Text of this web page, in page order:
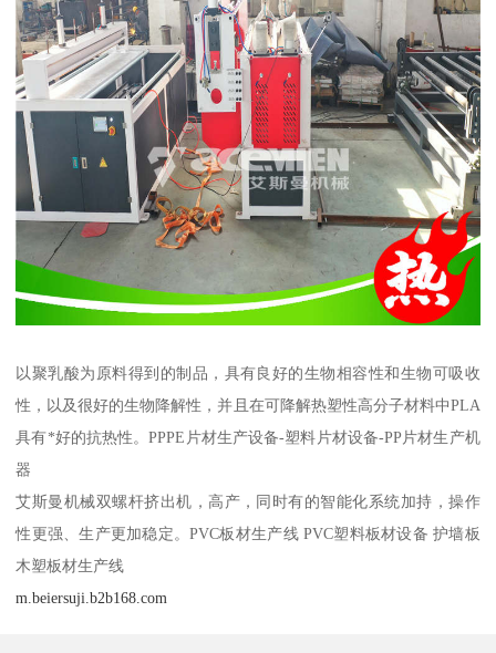
以聚乳酸为原料得到的制品，具有良好的生物相容性和生物可吸收
性，以及很好的生物降解性，并且在可降解热塑性高分子材料中PLA
具有*好的抗热性。PPPE片材生产设备-塑料片材设备-PP片材生产机
器
艾斯曼机械双螺杆挤出机，高产，同时有的智能化系统加持，操作
性更强、生产更加稳定。PVC板材生产线 PVC塑料板材设备 护墙板
木塑板材生产线
m.beiersuji.b2b168.com